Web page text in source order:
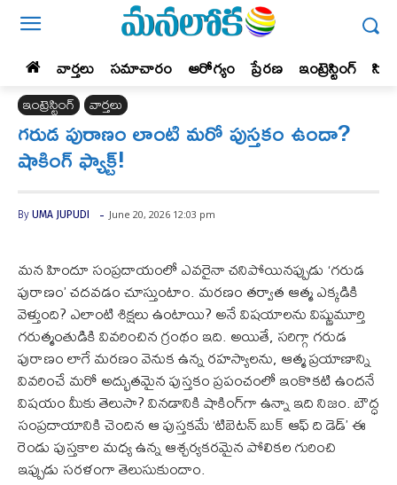
వార్తలు సమాచారం ఆరోగ్యం ప్రేర‌ణ‌ ఇంట్రెస్టింగ్‌
ఇంట్రెస్టింగ్‌ వార్తలు
గరుడ పురాణం లాంటి మరో పుస్తకం ఉందా?
షాకింగ్ ఫ్యాక్ట్!
By UMA JUPUDI - June 20, 2026 12:03 pm
మన హిందూ సంప్రదాయంలో ఎవరైనా చనిపోయినప్పుడు ‘గరుడ
పురాణం’ చదవడం చూస్తుంటాం. మరణం తర్వాత ఆత్మ ఎక్కడికి
వెళ్తుంది? ఎలాంటి శిక్షలు ఉంటాయి? అనే విషయాలను విష్ణుమూర్తి
గరుత్మంతుడికి వివరించిన గ్రంథం ఇది. అయితే, సరిగ్గా గరుడ
పురాణం లాగే మరణం వెనుక ఉన్న రహస్యాలను, ఆత్మ ప్రయాణాన్ని
వివరించే మరో అద్భుతమైన పుస్తకం ప్రపంచంలో ఇంకొకటి ఉందనే
విషయం మీకు తెలుసా? వినడానికి షాకింగ్‌గా ఉన్నా ఇది నిజం. బౌద్ధ
సంప్రదాయానికి చెందిన ఆ పుస్తకమే ‘టిబెటన్ బుక్ ఆఫ్ ది డెడ్’ ఈ
రెండు పుస్తకాల మధ్య ఉన్న ఆశ్చర్యకరమైన పోలికల గురించి
ఇప్పుడు సరళంగా తెలుసుకుందాం.